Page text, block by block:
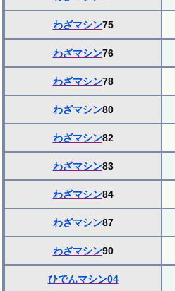
わざマシン75
わざマシン76
わざマシン78
わざマシン80
わざマシン82
わざマシン83
わざマシン84
わざマシン87
わざマシン90
ひでんマシン04